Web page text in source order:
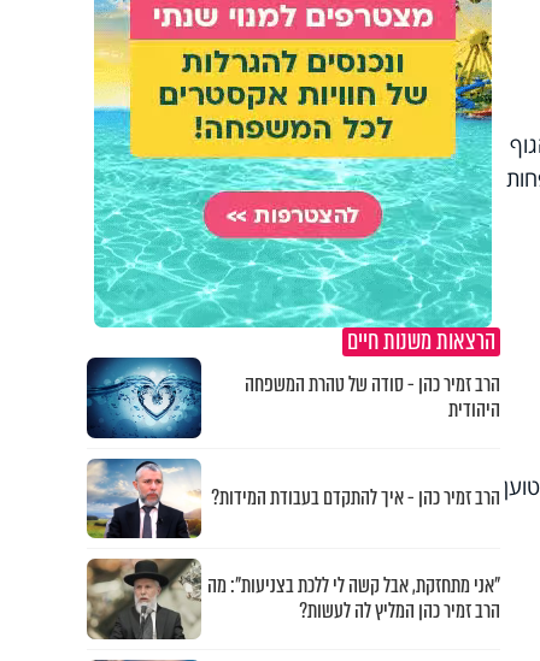
הרצאות משנות חיים
הרב זמיר כהן - סודה של טהרת המשפחה
היהודית
הרב זמיר כהן - איך להתקדם בעבודת המידות?
"אני מתחזקת, אבל קשה לי ללכת בצניעות": מה
הרב זמיר כהן המליץ לה לעשות?